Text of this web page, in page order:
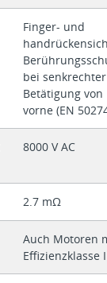
Finger- und
bei senkrechter
Betätigung von
vorne (EN
8000 V AC
2.7 mΩ
Auch Motoren
Effizienzklasse